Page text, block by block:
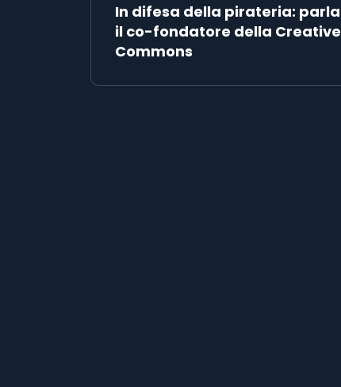
In difesa della pirateria: parla
il co-fondatore della Creative
Commons